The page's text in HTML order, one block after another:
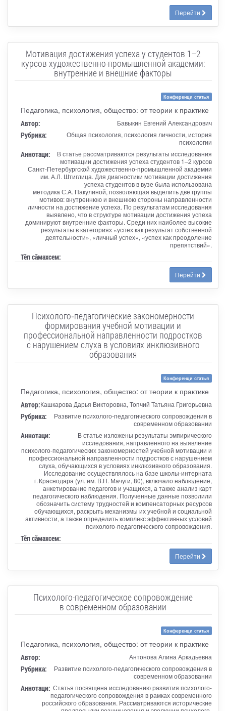
Перейти
Мотивация достижения успеха у студентов 1–2
курсов художественно-промышленной академии:
внутренние и внешние факторы
Конференци статья
Педагогика, психология, общество: от теории к практике
Автор: Бавыкин Евгений Александрович
Рубрика:
Общая психология, психология личности, история
психологии
Аннотаци:
В статье рассматриваются результаты исследования
мотивации достижения успеха студентов 1–2 курсов
Санкт-Петербургской художественно-промышленной академии
им. А.Л. Штиглица. Для диагностики мотивации достижения
успеха студентов в вузе была использована
методика С.А. Пакулиной, позволяющая выделить две группы
мотивов: внутреннюю и внешнюю стороны направленности
личности на достижение успеха. По результатам исследования
выявлено, что в структуре мотивации достижения успеха
доминируют внутренние факторы. Среди них наиболее высокие
результаты в категориях «успех как результат собственной
деятельности», «личный успех», «успех как преодоление
препятствий».
Тӗп сӑмахсем:
Перейти
Психолого‑педагогические закономерности
формирования учебной мотивации и
профессиональной направленности подростков
с нарушением слуха в условиях инклюзивного
образования
Конференци статья
Педагогика, психология, общество: от теории к практике
Автор:Кашкарова Дарья Викторовна, Топчий Татьяна Григорьевна
Рубрика:
Развитие психолого-педагогического сопровождения в
современном образовании
Аннотаци:
В статье изложены результаты эмпирического
исследования, направленного на выявление
психолого‑педагогических закономерностей учебной мотивации и
профессиональной направленности подростков с нарушением
слуха, обучающихся в условиях инклюзивного образования.
Исследование осуществлялось на базе школы‑интерната
г. Краснодара (ул. им. В.Н. Мачуги, 80), включало наблюдение,
анкетирование педагогов и учащихся, а также анализ карт
педагогического наблюдения. Полученные данные позволили
обозначить систему трудностей и компенсаторных ресурсов
обучающихся, раскрыть механизмы их учебной и социальной
активности, а также определить комплекс эффективных условий
психолого‑педагогического сопровождения.
Тӗп сӑмахсем:
Перейти
Психолого-педагогическое сопровождение
в современном образовании
Конференци статья
Педагогика, психология, общество: от теории к практике
Автор: Антонова Алина Аркадьевна
Рубрика:
Развитие психолого-педагогического сопровождения в
современном образовании
Аннотаци: Статья посвящена исследованию развития психолого-
педагогического сопровождения в рамках современного
российского образования. Рассматриваются исторические